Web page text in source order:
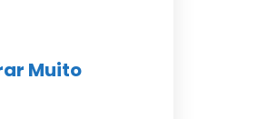
Muito